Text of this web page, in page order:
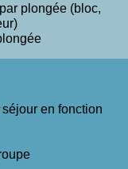
plongée (bloc,
en fonction